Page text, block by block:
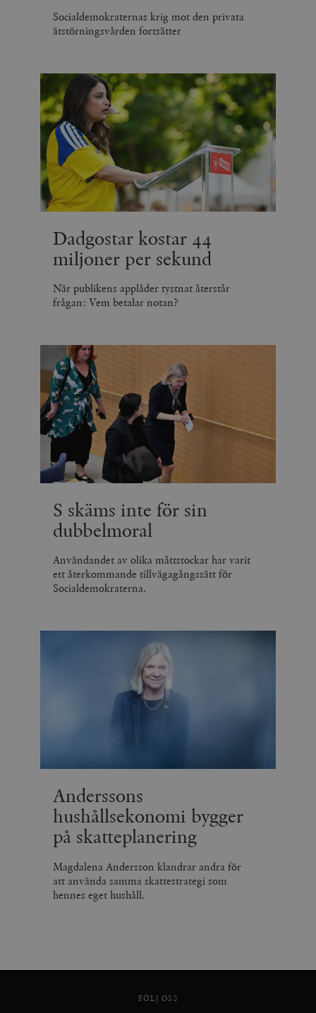
Socialdemokraternas krig mot den privata
ätstörningsvården fortsätter
Dadgostar kostar 44
miljoner per sekund
När publikens applåder tystnat återstår
frågan: Vem betalar notan?
S skäms inte för sin
dubbelmoral
Användandet av olika måttstockar har varit
ett återkommande tillvägagångssätt för
Socialdemokraterna.
Anderssons
hushållsekonomi bygger
på skatteplanering
Magdalena Andersson klandrar andra för
att använda samma skattestrategi som
hennes eget hushåll.
FÖLJ OSS